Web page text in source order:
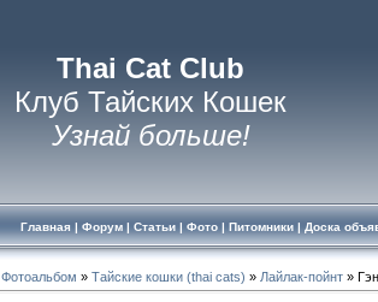
Thai Cat Club
Клуб Тайских Кошек
Узнай больше!
Главная| Форум| Статьи| Фото| Питомники| Доска
Фотоальбом » Тайские кошки (thai cats) » Лайлак-пойнт »